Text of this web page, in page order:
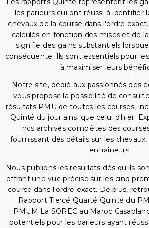
Les rapports Quinté représentent les
les parieurs qui ont réussi à identifier
chevaux de la course dans l'ordre
calculés en fonction des mises et de
signifie des gains substantiels
conséquente. Ils sont essentiels pour
à maximiser leurs
Notre site, dédié aux passionnés des
vous propose la possibilité de
résultats PMU de toutes les courses,
Quinté du jour ainsi que celui d'hier.
nos archives complètes des
fournissant des détails sur les
entraîneurs.
Nous publions les résultats dès qu'ils
offrant une vue précise sur les cinq
course dans l'ordre exact. De plus,
Rapport Tiercé Quarté Quinté du
PMUM La SOREC au Maroc
potentiels pour les parieurs ayant